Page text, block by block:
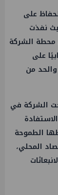
على
نفذت
محطة الشركة
على
من
الشركة في
الطموحة
المحلي،